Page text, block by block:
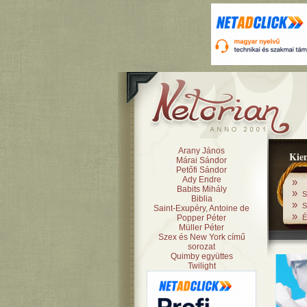
»
»
»
»
Arany János
Márai Sándor
Petőfi Sándor
Ady Endre
Babits Mihály
Biblia
Saint-Exupéry, Antoine de
Popper Péter
Müller Péter
Szex és New York című
sorozat
Quimby együttes
Twilight